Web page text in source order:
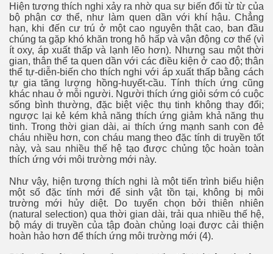
Hiện tượng thích nghi xảy ra nhờ qua sự biến đổi từ từ của
bộ phận cơ thể, như làm quen dần với khí hậu. Chẳng
hạn, khi đến cư trú ở một cao nguyên thật cao, ban đầu
chúng ta gặp khó khăn trong hô hấp và vận động cơ thể (vì
ít oxy, áp xuất thấp và lạnh lẽo hơn). Nhưng sau một thời
gian, thân thể ta quen dần với các điều kiện ở cao độ; thân
thể tự-diễn-biến cho thích nghi với áp xuất thấp bằng cách
tự gia tăng lượng hồng-huyết-cầu. Tính thích ứng cũng
khác nhau ở mỗi người. Người thích ứng giỏi sớm có cuộc
sống bình thường, đặc biệt việc thụ tinh không thay đổi;
ngược lại kẻ kém khả năng thích ứng giảm khả năng thụ
tinh. Trong thời gian dài, ai thích ứng mạnh sanh con đẻ
cháu nhiều hơn, con cháu mang theo đặc tính di truyền tốt
này, và sau nhiều thế hệ tạo được chủng tộc hoàn toàn
thích ứng với môi trường mới này.
Như vậy, hiện tượng thích nghi là một tiến trình biểu hiện
một số đặc tính mới để sinh vật tồn tại, không bị môi
trường mới hủy diệt. Do tuyển chọn bởi thiên nhiên
(natural selection) qua thời gian dài, trải qua nhiều thế hệ,
bộ máy di truyền của tập đoàn chủng loại được cải thiện
hoàn hảo hơn để thích ứng môi trường mới (4).